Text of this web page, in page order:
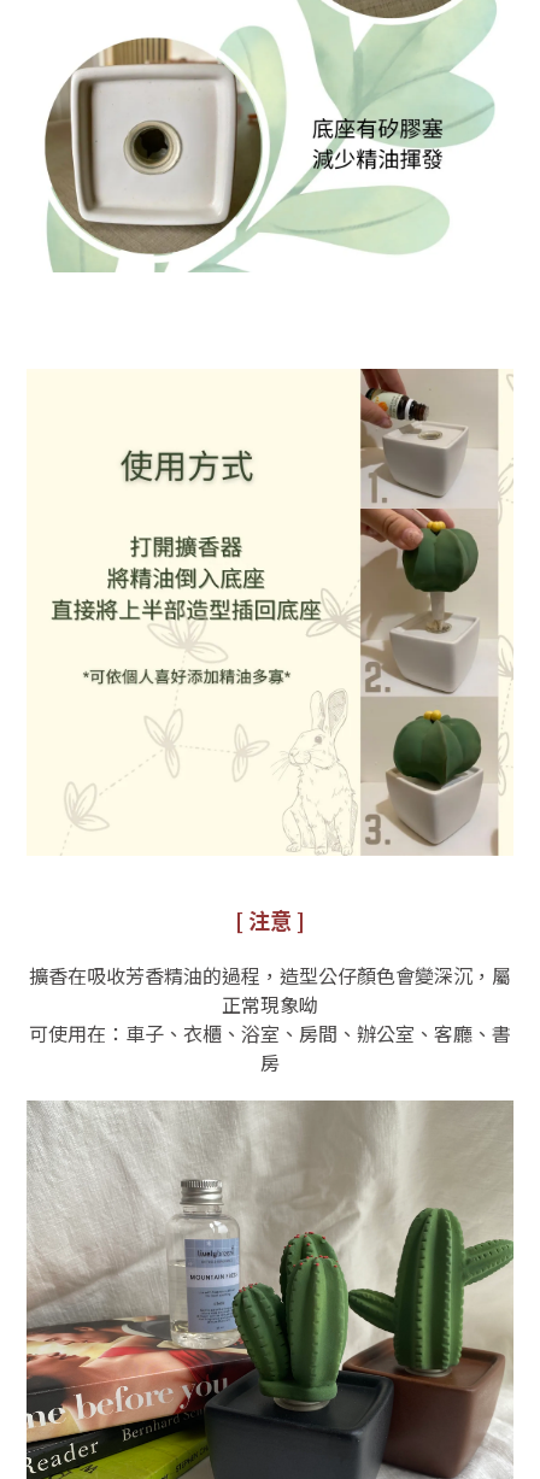
[ 注意 ]
擴香在吸收芳香精油的過程，造型公仔顏色會變深沉，屬
正常現象呦
可使用在：車子、衣櫃、浴室、房間、辦公室、客廳、書
房